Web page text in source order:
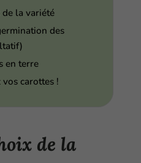
la variété
des
en terre
carottes !
de la